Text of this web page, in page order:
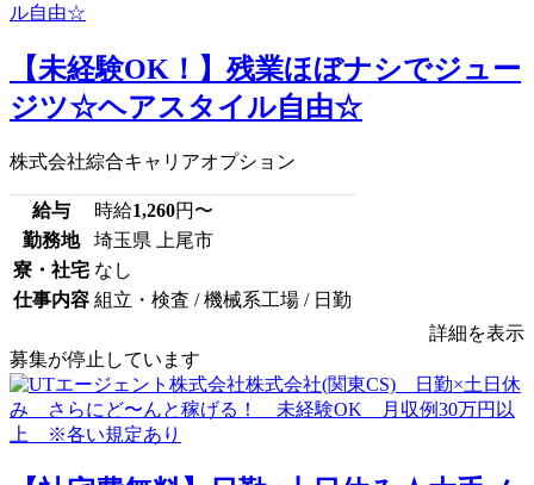
【未経験OK！】残業ほぼナシでジュー
ジツ☆ヘアスタイル自由☆
株式会社綜合キャリアオプション
給与 時給1,260円〜
勤務地
埼玉県 上尾市
寮・社宅 なし
仕事内容 組立・検査 / 機械系工場 / 日勤
詳細を表示
募集が停止しています